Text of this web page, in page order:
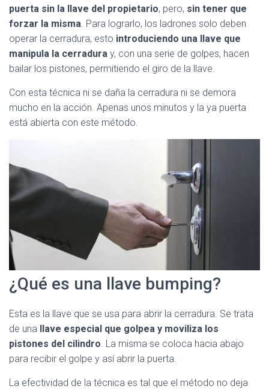
puerta sin la llave del propietario, pero, sin tener que
forzar la misma. Para lograrlo, los ladrones solo deben
operar la cerradura, esto introduciendo una llave que
manipula la cerradura y, con una serie de golpes, hacen
bailar los pistones, permitiendo el giro de la llave.
Con esta técnica ni se daña la cerradura ni se demora
mucho en la acción. Apenas unos minutos y la ya puerta
está abierta con este método.
¿Qué es una llave bumping?
Esta es la llave que se usa para abrir la cerradura. Se trata
de una llave especial que golpea y moviliza los
pistones del cilindro. La misma se coloca hacia abajo
para recibir el golpe y así abrir la puerta.
La efectividad de la técnica es tal que el método no deja